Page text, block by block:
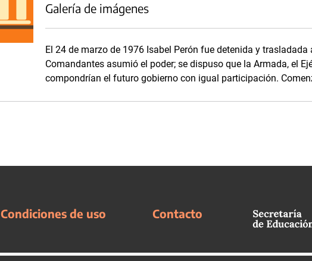
Galería de imágenes
El 24 de marzo de 1976 Isabel Perón fue detenida y
Comandantes asumió el poder; se dispuso que la Armada, el
compondrían el futuro gobierno con igual participación.
Condiciones de uso Contacto